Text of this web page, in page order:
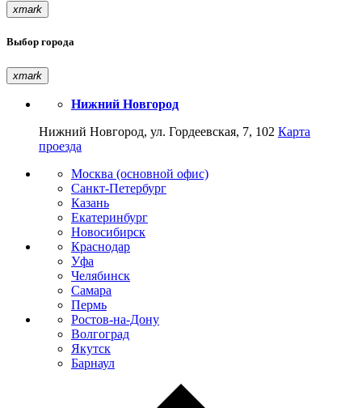
xmark
Выбор города
xmark
Нижний Новгород
Нижний Новгород, ул. Гордеевская, 7, 102 Карта
проезда
Москва (основной офис)
Санкт-Петербург
Казань
Екатеринбург
Новосибирск
Краснодар
Уфа
Челябинск
Самара
Пермь
Ростов-на-Дону
Волгоград
Якутск
Барнаул